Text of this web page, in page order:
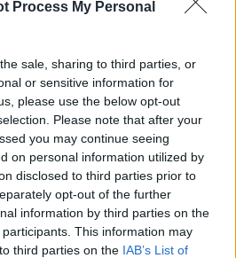
Process My Personal
sale, sharing to third parties, or
or sensitive information for
please use the below opt-out
Please note that after your
you may continue seeing
on personal information utilized by
disclosed to third parties prior to
opt-out of the further
information by third parties on the
participants. This information may
third parties on the IAB’s List of